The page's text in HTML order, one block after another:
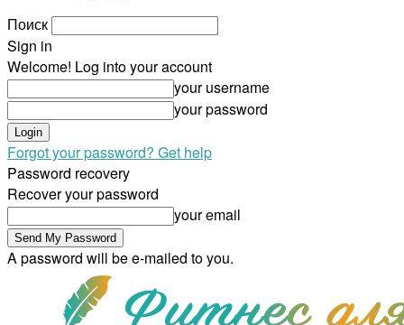
Поиск
Sign in
Welcome! Log into your account
your username
your password
Forgot your password? Get help
Password recovery
Recover your password
your email
A password will be e-mailed to you.